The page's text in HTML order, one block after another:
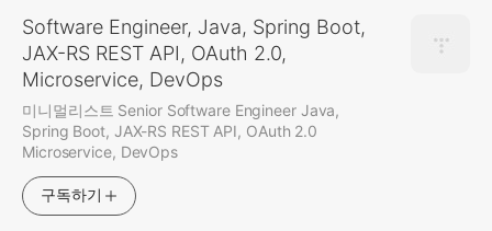
Software Engineer, Java, Spring Boot,
JAX-RS REST API, OAuth 2.0,
Microservice, DevOps
미니멀리스트 Senior Software Engineer Java,
Spring Boot, JAX-RS REST API, OAuth 2.0
Microservice, DevOps
구독하기